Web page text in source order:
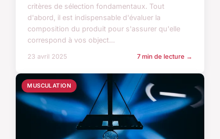
critères de sélection fondamentaux. Tout
d'abord, il est indispensable d'évaluer la
composition du produit pour s'assurer qu'elle
correspond à vos object...
23 avril 2025 7 min de lecture →
MUSCULATION